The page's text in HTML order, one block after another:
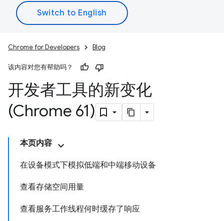
Chrome for Developers Blog
该内容对您有帮助吗？
开发者工具的新变化
(Chrome 61)
本页内容
在设备模式下模拟低端和中端移动设备
查看存储空间用量
查看服务工作线程何时缓存了响应